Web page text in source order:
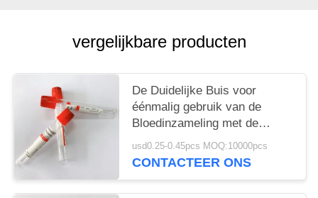
vergelijkbare producten
De Duidelijke Buis voor
éénmalig gebruik van de
Bloedinzameling met de
Vlindernaald van de
Bloedinzameling
usd0.25-0.45pcs MOQ:10000pcs
CONTACTEER ONS